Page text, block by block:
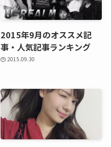
2015年9月のオススメ記
事・人気記事ランキング
2015.09.30